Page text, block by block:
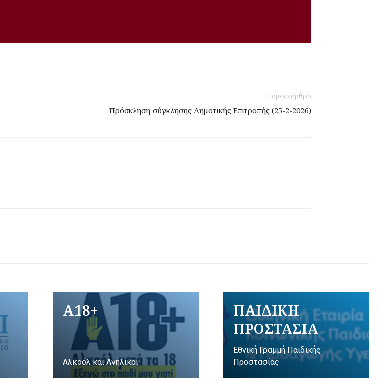
Επόμενο άρθρο
Πρόσκληση σύγκλησης Δημοτικής Επιτροπής (25-2-2026)
A18+
Αλκοόλ και Ανήλικοι
ΠΑΙΔΙΚΗ
ΠΡΟΣΤΑΣΙΑ
Εθνική Γραμμή Παιδικής
Προστασίας